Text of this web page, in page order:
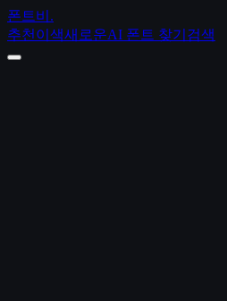
폰트비 .
추천 이색새로운AI 폰트 찾기 검색